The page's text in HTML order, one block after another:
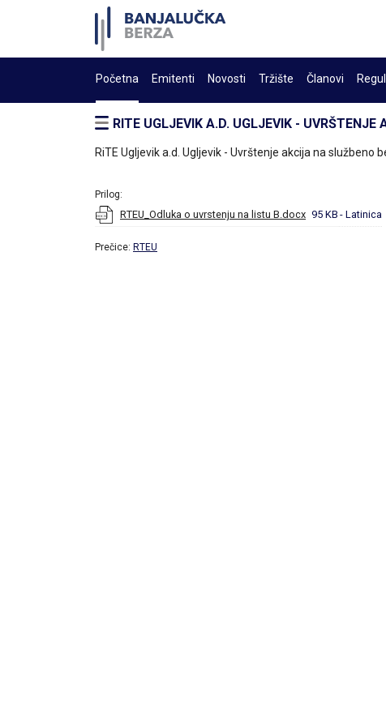
Početna Emitenti Novosti Tržište Članovi
RITE UGLJEVIK A.D. UGLJEVIK -
RiTE Ugljevik a.d. Ugljevik - Uvrštenje akcija na
Prilog:
RTEU_Odluka o uvrstenju na listu B.docx 95 KB - Latinica
Prečice: RTEU